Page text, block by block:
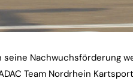
seine Nachwuchsförderung
Team Nordrhein